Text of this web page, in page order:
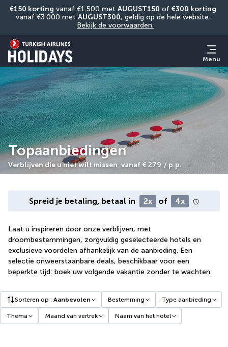
€150 korting vanaf €1.500 met AUGUST150 of €300 korting
vanaf €3.000 met AUGUST300
Bekijk de voorwaarden.
Menu
Topaanbiedingen
Verblijven die u niet wilt missen vanaf € 279 / p.p.
Spreid je betaling, betaal in 2x of 4x
Laat u inspireren door onze verblijven, met
droombestemmingen, zorgvuldig geselecteerde hotels en
exclusieve voordelen afhankelijk van de aanbieding. Een
selectie onweerstaanbare deals, beschikbaar voor een
beperkte tijd: boek uw volgende vakantie zonder te wachten.
Sorteren op : Aanbevolen Bestemming Type aanbieding
Thema Maand van vertrek Naam van het hotel